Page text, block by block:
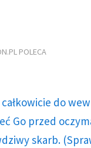
POLECA
do
Go przed
skarb.